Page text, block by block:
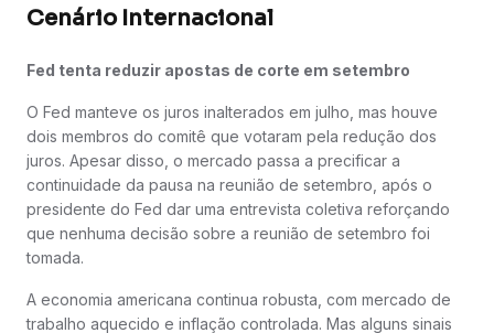
Cenário Internacional
Fed tenta reduzir apostas de corte em setembro
O Fed manteve os juros inalterados em julho, mas houve
dois membros do comitê que votaram pela redução dos
juros. Apesar disso, o mercado passa a precificar a
continuidade da pausa na reunião de setembro, após o
presidente do Fed dar uma entrevista coletiva reforçando
que nenhuma decisão sobre a reunião de setembro foi
tomada.
A economia americana continua robusta, com mercado de
trabalho aquecido e inflação controlada. Mas alguns sinais